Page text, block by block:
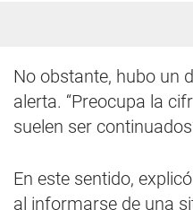
No obstante, hubo un
alerta. “Preocupa la
suelen ser
En este sentido,
al informarse de una